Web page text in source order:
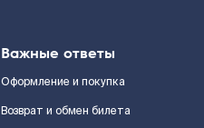
Важные ответы
Оформление и покупка
Возврат и обмен билета